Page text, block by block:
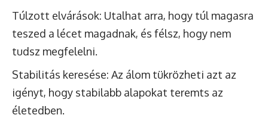
Túlzott elvárások: Utalhat arra, hogy túl magasra
teszed a lécet magadnak, és félsz, hogy nem
tudsz megfelelni.
Stabilitás keresése: Az álom tükrözheti azt az
igényt, hogy stabilabb alapokat teremts az
életedben.